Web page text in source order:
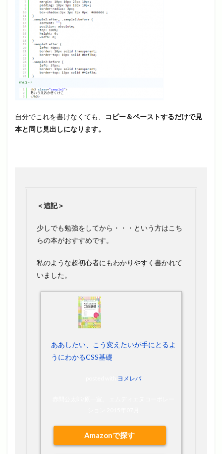
自分でこれを書けなくても、
コピー＆ペーストするだけで見
本と同じ見出しになります。
＜追記＞
少しでも勉強をしてから・・・という方はこち
らの本がおすすめです。
私のような超初心者にもわかりやすく書かれて
いました。
ああしたい、こう変えたいが手にとるよ
うにわかるCSS基礎
ヨメレバ
Amazonで探す